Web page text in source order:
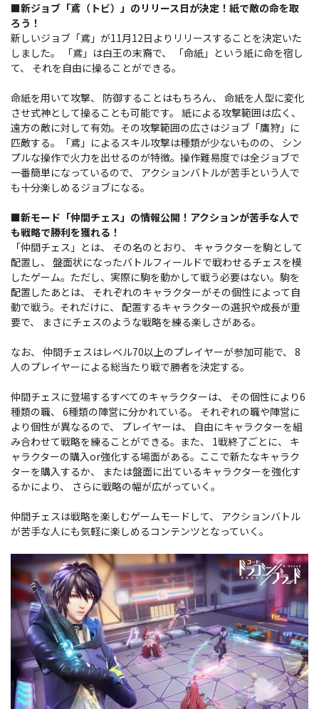
■新ジョブ「鳶（トビ）」のリリース日が決定！紙で敵の命を取
ろう！
新しいジョブ「鳶」が11月12日よりリリースすることを決定いた
しました。 「鳶」は白王の末裔で、 「命紙」という紙に命を宿し
て、 それを自由に操ることができる。
命紙を用いて攻撃、 防御することはもちろん、 命紙を人型に変化
させ式神として操ることも可能です。 紙による攻撃範囲は広く、
遠方の敵に対して有効。その攻撃範囲の広さはジョブ「鷹狩」に
匹敵する。「鳶」によるスキル攻撃は種類が少ないものの、 シン
プルな操作で火力を出せるのが特徴。操作難易度では全ジョブで
一番簡単になっているので、 アクションバトルが苦手という人で
も十分楽しめるジョブになる。
■新モード「仲間チェス」の情報公開！アクションが苦手な人で
も戦略で勝利を獲れる！
「仲間チェス」とは、 その名のとおり、 キャラクターを駒として
配置し、 盤面状になったバトルフィールドで戦わせるチェスを模
したゲーム。ただし、実際に駒を動かして戦う必要はない。駒を
配置したあとは、 それぞれのキャラクターがその個性によって自
動で戦う。それだけに、 配置するキャラクターの選択や成長が重
要で、 まさにチェスのような戦略を練る楽しさがある。
なお、 仲間チェスはレベル70以上のプレイヤーが参加可能で、 8
人のプレイヤーによる総当たり戦で勝者を決定する。
仲間チェスに登場するすべてのキャラクターは、 その個性により6
種類の職、 6種類の陣営に分かれている。 それぞれの職や陣営に
より個性が異なるので、 プレイヤーは、 自由にキャラクターを組
み合わせて戦略を練ることができる。また、 1戦終了ごとに、 キ
ャラクターの購入or強化する場面がある。ここで新たなキャラク
ターを購入するか、 または盤面に出ているキャラクターを強化す
るかにより、 さらに戦略の幅が広がっていく。
仲間チェスは戦略を楽しむゲームモードして、 アクションバトル
が苦手な人にも気軽に楽しめるコンテンツとなっていく。